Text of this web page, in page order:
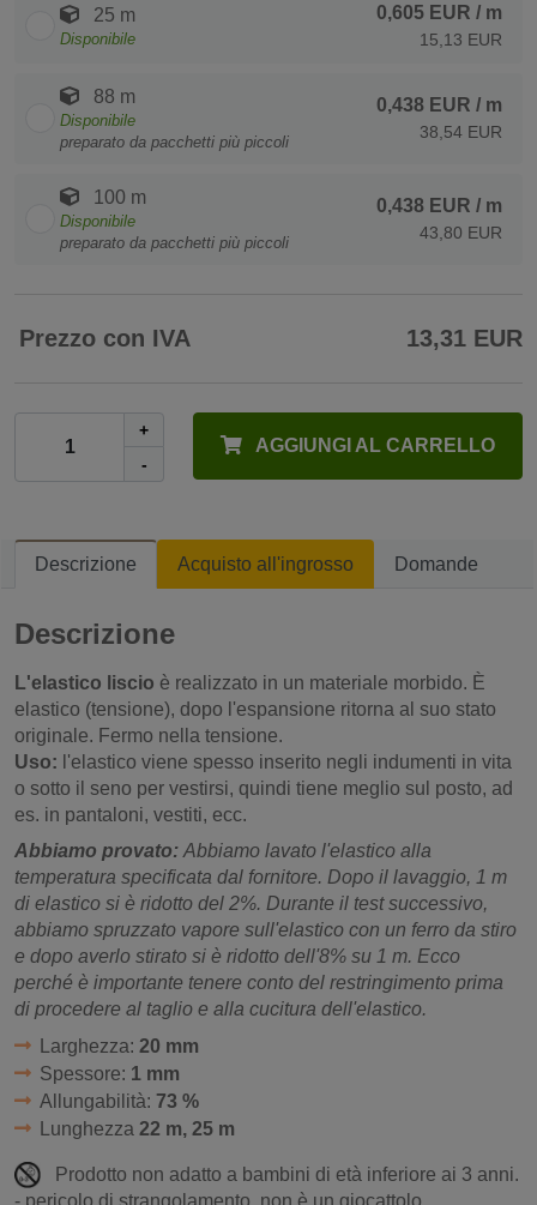
25 m
Disponibile
0,605 EUR / m
15,13 EUR
88 m
Disponibile
preparato da pacchetti più piccoli
0,438 EUR / m
38,54 EUR
100 m
Disponibile
preparato da pacchetti più piccoli
0,438 EUR / m
43,80 EUR
Prezzo con IVA 13,31 EUR
+
-
AGGIUNGI AL CARRELLO
Descrizione Acquisto all'ingrosso Domande
Descrizione
L'elastico liscio è realizzato in un materiale morbido. È
elastico (tensione), dopo l'espansione ritorna al suo stato
originale. Fermo nella tensione.
Uso: l'elastico viene spesso inserito negli indumenti in vita
o sotto il seno per vestirsi, quindi tiene meglio sul posto, ad
es. in pantaloni, vestiti, ecc.
Abbiamo provato: Abbiamo lavato l'elastico alla
temperatura specificata dal fornitore. Dopo il lavaggio, 1 m
di elastico si è ridotto del 2%. Durante il test successivo,
abbiamo spruzzato vapore sull'elastico con un ferro da stiro
e dopo averlo stirato si è ridotto dell'8% su 1 m. Ecco
perché è importante tenere conto del restringimento prima
di procedere al taglio e alla cucitura dell'elastico.
Larghezza: 20 mm
Spessore: 1 mm
Allungabilità: 73 %
Lunghezza 22 m, 25 m
Prodotto non adatto a bambini di età inferiore ai 3 anni.